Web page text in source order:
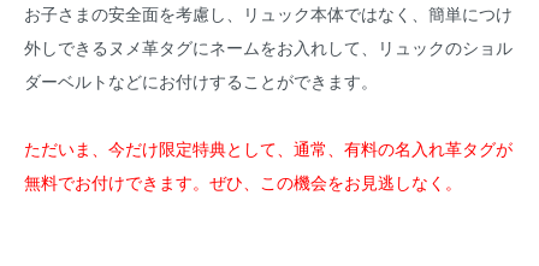
お子さまの安全面を考慮し、リュック本体ではなく、簡単につけ
外しできるヌメ革タグにネームをお入れして、リュックのショル
ダーベルトなどにお付けすることができます。
ただいま、今だけ限定特典として、通常、有料の名入れ革タグが
無料でお付けできます。ぜひ、この機会をお見逃しなく。